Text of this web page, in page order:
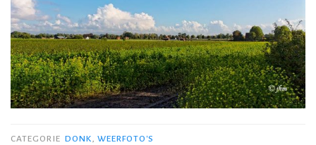
CATEGORIE DONK, WEERFOTO'S